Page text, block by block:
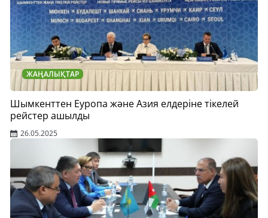
ЖАҢАЛЫҚТАР
Шымкенттен Еуропа және Азия елдеріне тікелей
рейстер ашылды
26.05.2025